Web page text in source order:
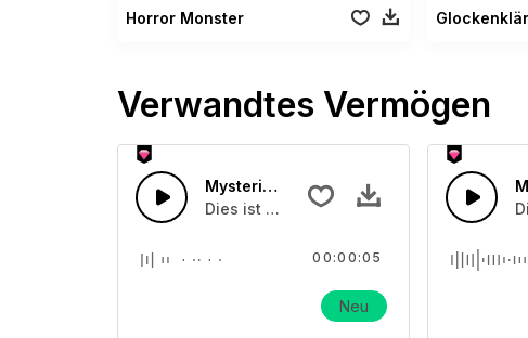
Horror Monster
Verwandtes Vermögen
Mysteriöse Horrorglocke 03
Dies ist ein Soundeffekt über
00:00:05
Neu